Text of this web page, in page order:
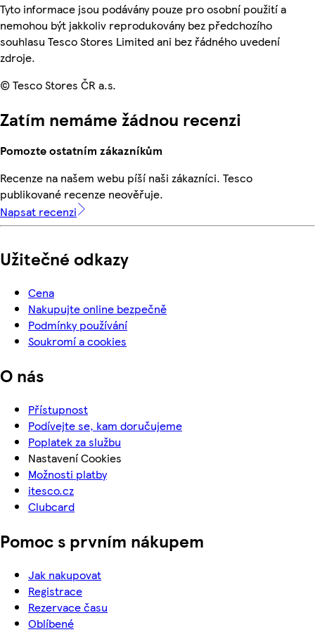
Tyto informace jsou podávány pouze pro osobní použití a
nemohou být jakkoliv reprodukovány bez předchozího
souhlasu Tesco Stores Limited ani bez řádného uvedení
zdroje.
© Tesco Stores ČR a.s.
Zatím nemáme žádnou recenzi
Pomozte ostatním zákazníkům
Recenze na našem webu píší naši zákazníci. Tesco
publikované recenze neověřuje.
Napsat recenzi
Užitečné odkazy
Cena
Nakupujte online bezpečně
Podmínky používání
Soukromí a cookies
O nás
Přístupnost
Podívejte se, kam doručujeme
Poplatek za službu
Nastavení Cookies
Možnosti platby
itesco.cz
Clubcard
Pomoc s prvním nákupem
Jak nakupovat
Registrace
Rezervace času
Oblíbené